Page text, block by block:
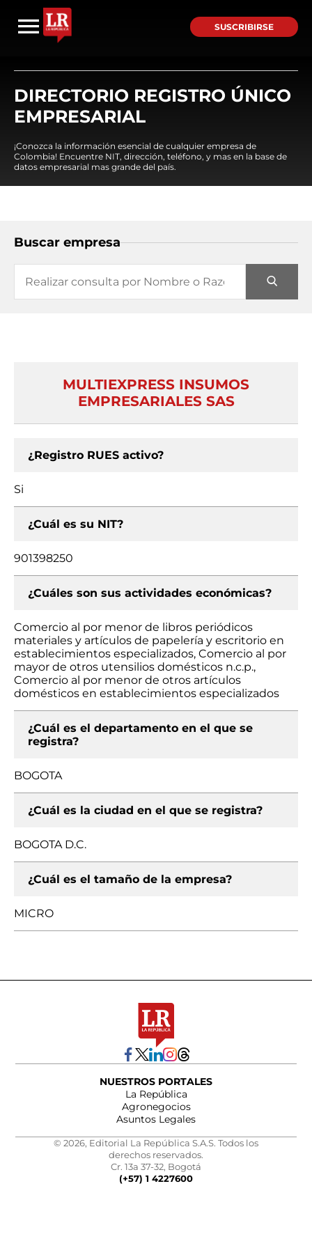
SUSCRIBIRSE
DIRECTORIO REGISTRO ÚNICO
EMPRESARIAL
¡Conozca la información esencial de cualquier empresa de
Colombia! Encuentre NIT, dirección, teléfono, y mas en la base de
datos empresarial mas grande del país.
Buscar empresa
MULTIEXPRESS INSUMOS
EMPRESARIALES SAS
¿Registro RUES activo?
Si
¿Cuál es su NIT?
901398250
¿Cuáles son sus actividades económicas?
Comercio al por menor de libros periódicos
materiales y artículos de papelería y escritorio en
establecimientos especializados, Comercio al por
mayor de otros utensilios domésticos n.c.p.,
Comercio al por menor de otros artículos
domésticos en establecimientos especializados
¿Cuál es el departamento en el que se
registra?
BOGOTA
¿Cuál es la ciudad en el que se registra?
BOGOTA D.C.
¿Cuál es el tamaño de la empresa?
MICRO
NUESTROS PORTALES
La República
Agronegocios
Asuntos Legales
© 2026, Editorial La República S.A.S. Todos los
derechos reservados.
Cr. 13a 37-32, Bogotá
(+57) 1 4227600